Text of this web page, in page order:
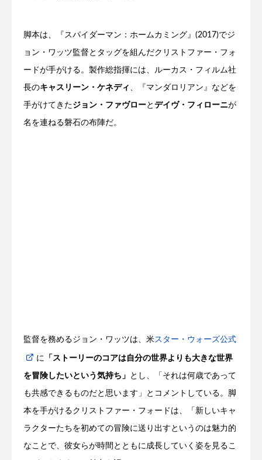
脚本は、『スパイダーマン：ホームカミング』(2017)でジ
ョン・ワッツ監督とタッグを組んだクリストファー・フォ
ードが手がける。製作総指揮には、ルーカス・フィルム社
長のキャスリーン・ケネディ 、『マンダロリアン』などを
手がけてきたジョン・ファヴローと デイヴ・フィローニが
名を連ねる磐石の布陣だ。
監督を務めるジョン・ワッツは、米スター・ウォーズ公式
に 「ストーリーのコアは自分の世界よりも大きな世界
を冒険したいという気持ち」 とし、「それは何歳であって
も共感できるものだと思います」とコメントしている。脚
本を手がけるクリストファー・フォードは、「新しいキャ
ラクターたちを初めての冒険に送り出すというのは魅力的
なことで、彼女らが時間とともに成長していく姿を見るこ